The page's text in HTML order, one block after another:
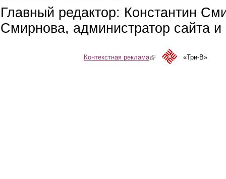
Главный редактор: Константин
Смирнова, администратор сайта
Контекстная реклама(link is external)«Три-В»